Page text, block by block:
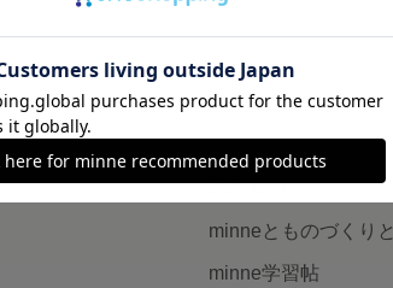
読みもの
minneとものづくりと
minne学習帖